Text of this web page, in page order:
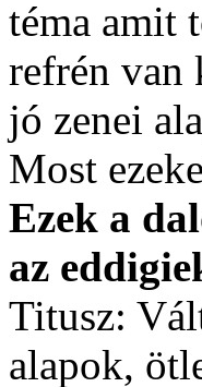
téma amit
refrén van
jó zenei
Most
Ezek a
az
Titusz:
alapok,